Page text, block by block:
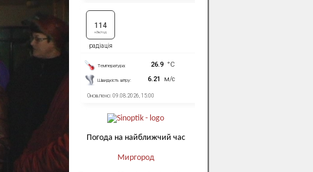
Погода на найближчий час
Миргород